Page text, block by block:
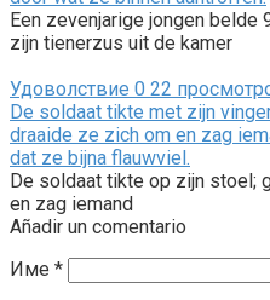
Een zevenjarige jongen belde
zijn tienerzus uit de kamer
Удоволствие 0 22
De soldaat tikte met zijn
draaide ze zich om en zag
dat ze bijna flauwviel.
De soldaat tikte op zijn stoel;
en zag iemand
Añadir un comentario
Име *